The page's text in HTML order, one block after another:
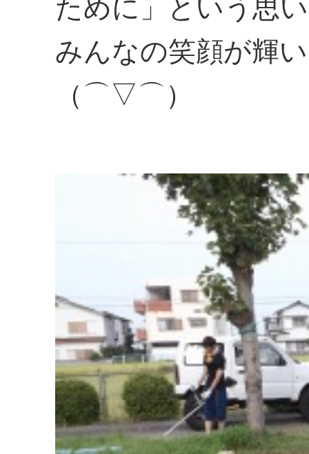
ために」という思
みんなの笑顔が輝
（⌒▽⌒）